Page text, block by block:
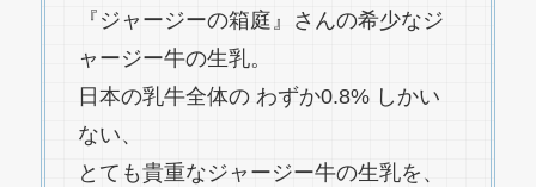
『ジャージーの箱庭』さんの希少なジ
ャージー牛の生乳。
日本の乳牛全体の わずか0.8% しかい
ない、
とても貴重なジャージー牛の生乳を、